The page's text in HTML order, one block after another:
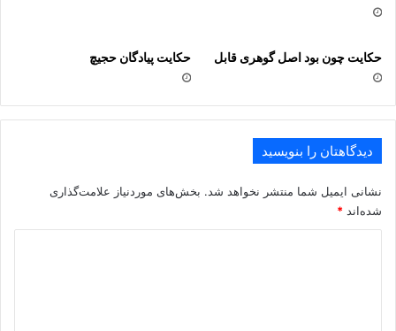
چو انسان را نباشد فضل و احسان
چه فرق از آدمى با نقش دیوار
بدست آوردن دنیا هنر نیست
یکى را گر توانى دل به دست آر
.
حکایت چون بود اصل گوهرى قابل حکایت پیادگان حجیچ
دیدگاهتان را بنویسید
نشانی ایمیل شما منتشر نخواهد شد. بخش‌های موردنیاز علامت‌گذاری
شده‌اند *